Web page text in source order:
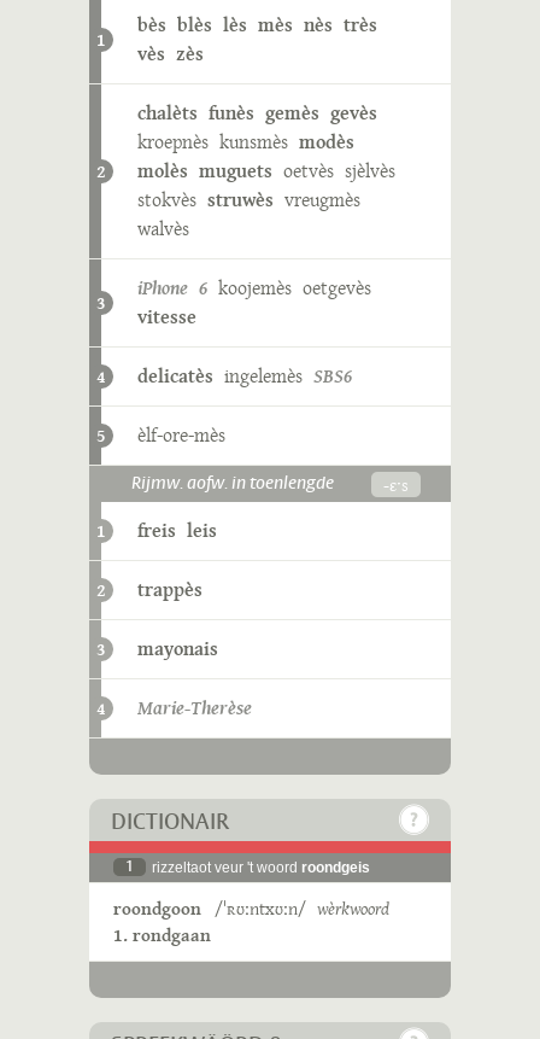
1
bès blès lès mès nès très
vès zès
2
chalèts funès gemès gevès
kroepnès kunsmès modès
molès muguets oetvès sjèlvès
stokvès struwès vreugmès
walvès
3
iPhone 6 koojemès oetgevès
vitesse
4 delicatès ingelemès SBS6
5 èlf-ore-mès
Rijmw. aofw. in toenlengde -ɛˑs
1 freis leis
2 trappès
3 mayonais
4 Marie-Therèse
DICTIONAIR
1 rizzeltaot veur 't woord roondgeis
roondgoon /ˈʀʊːntxʊːn/ wèrkwoord
1. rondgaan